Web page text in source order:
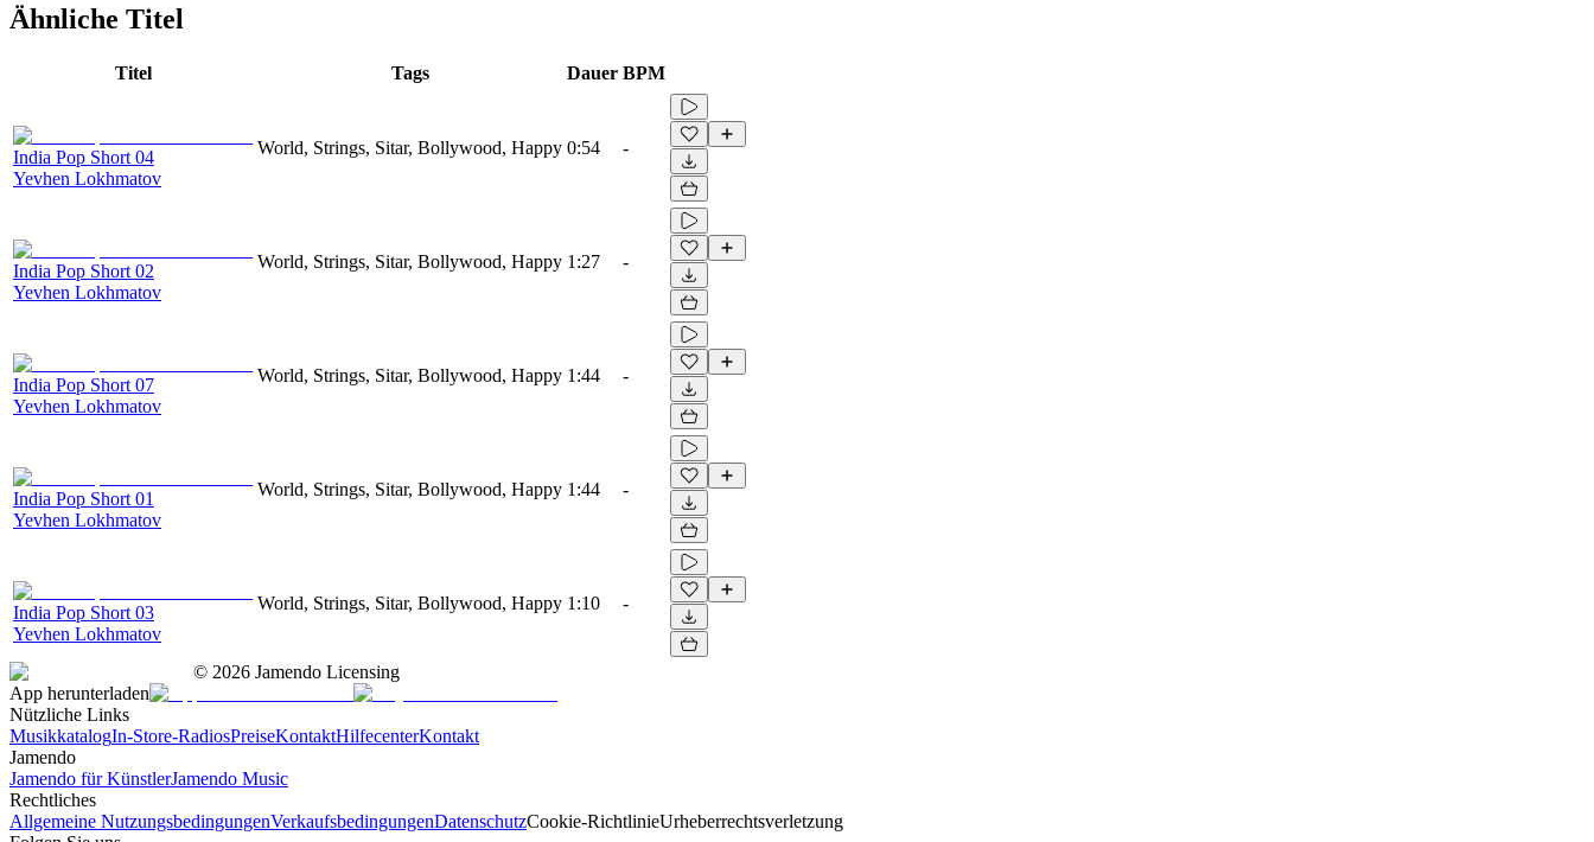
Ähnliche Titel
Titel Tags Dauer BPM
India Pop Short 04
Yevhen Lokhmatov
World, Strings, Sitar, Bollywood, Happy 0:54 -
India Pop Short 02
Yevhen Lokhmatov
World, Strings, Sitar, Bollywood, Happy 1:27 -
India Pop Short 07
Yevhen Lokhmatov
World, Strings, Sitar, Bollywood, Happy 1:44 -
India Pop Short 01
Yevhen Lokhmatov
World, Strings, Sitar, Bollywood, Happy 1:44 -
India Pop Short 03
Yevhen Lokhmatov
World, Strings, Sitar, Bollywood, Happy 1:10 -
© 2026 Jamendo Licensing
App herunterladen
Nützliche Links
MusikkatalogIn-Store-RadiosPreiseKontaktHilfecenterKontakt
Jamendo
Jamendo für KünstlerJamendo Music
Rechtliches
Allgemeine NutzungsbedingungenVerkaufsbedingungenDatenschutzCookie-RichtlinieUrheberrechtsverletzung